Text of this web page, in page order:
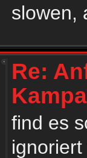
slowen,
Re:
find es